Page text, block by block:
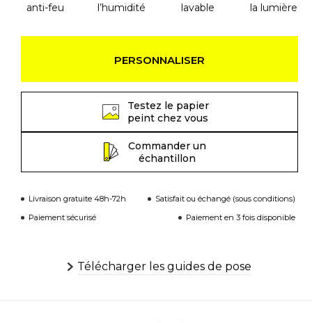
anti-feu
l’humidité
lavable
la lumière
PERSONNALISER
Testez le papier
peint chez vous
Commander un
échantillon
Livraison gratuite 48h-72h
Satisfait ou échangé (sous conditions)
Paiement sécurisé
Paiement en 3 fois disponible
Télécharger les guides de pose